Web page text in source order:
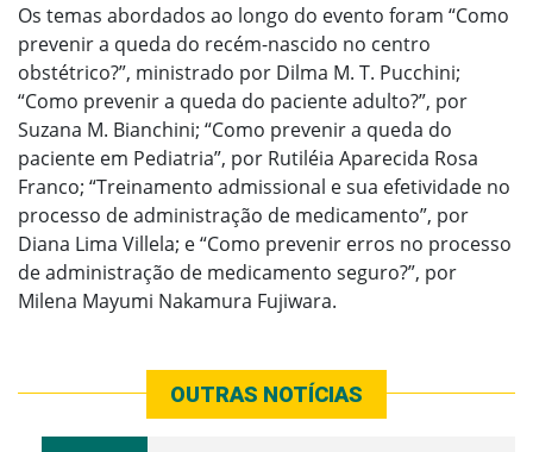
Os temas abordados ao longo do evento foram “Como
prevenir a queda do recém-nascido no centro
obstétrico?”, ministrado por Dilma M. T. Pucchini;
“Como prevenir a queda do paciente adulto?”, por
Suzana M. Bianchini; “Como prevenir a queda do
paciente em Pediatria”, por Rutiléia Aparecida Rosa
Franco; “Treinamento admissional e sua efetividade no
processo de administração de medicamento”, por
Diana Lima Villela; e “Como prevenir erros no processo
de administração de medicamento seguro?”, por
Milena Mayumi Nakamura Fujiwara.
OUTRAS NOTÍCIAS